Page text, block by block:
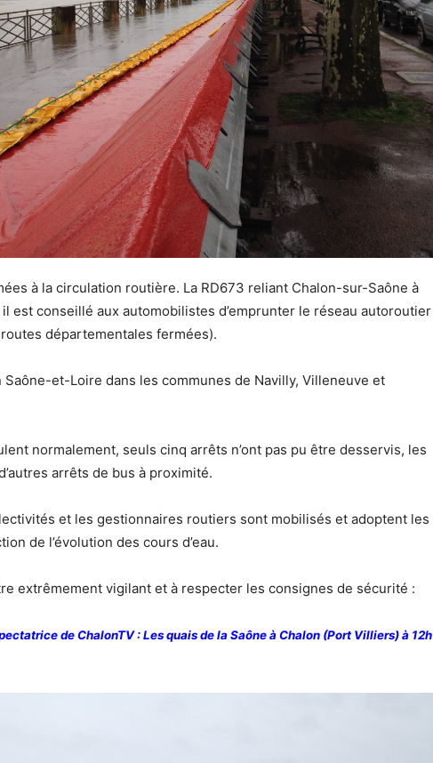
à la circulation routière. La RD673 reliant Chalon-sur-Saône à
est conseillé aux automobilistes d’emprunter le réseau autoroutier
départementales fermées).
et-Loire dans les communes de Navilly, Villeneuve et
normalement, seuls cinq arrêts n’ont pas pu être desservis, les
arrêts de bus à proximité.
et les gestionnaires routiers sont mobilisés et adoptent les
de l’évolution des cours d’eau.
extrêmement vigilant et à respecter les consignes de sécurité :
de ChalonTV : Les quais de la Saône à Chalon (Port Villiers) à 12h